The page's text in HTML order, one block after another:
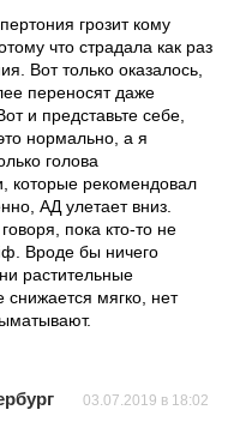
грозит кому
что страдала как раз
Вот только оказалось,
переносят даже
и представьте себе,
нормально, а я
голова
которые рекомендовал
АД улетает вниз.
пока кто-то не
Вроде бы ничего
растительные
снижается мягко, нет
03.07.2019 в 18:02